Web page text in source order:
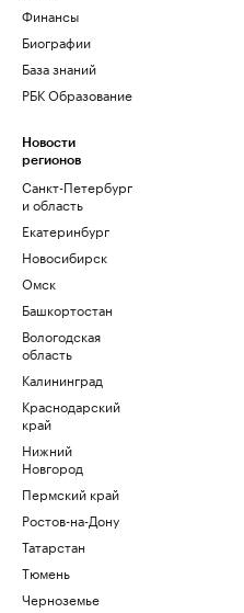
Финансы
Биографии
База знаний
РБК Образование
Новости
регионов
Санкт-Петербург
и область
Екатеринбург
Новосибирск
Омск
Башкортостан
Вологодская
область
Калининград
Краснодарский
край
Нижний
Новгород
Пермский край
Ростов-на-Дону
Татарстан
Тюмень
Черноземье